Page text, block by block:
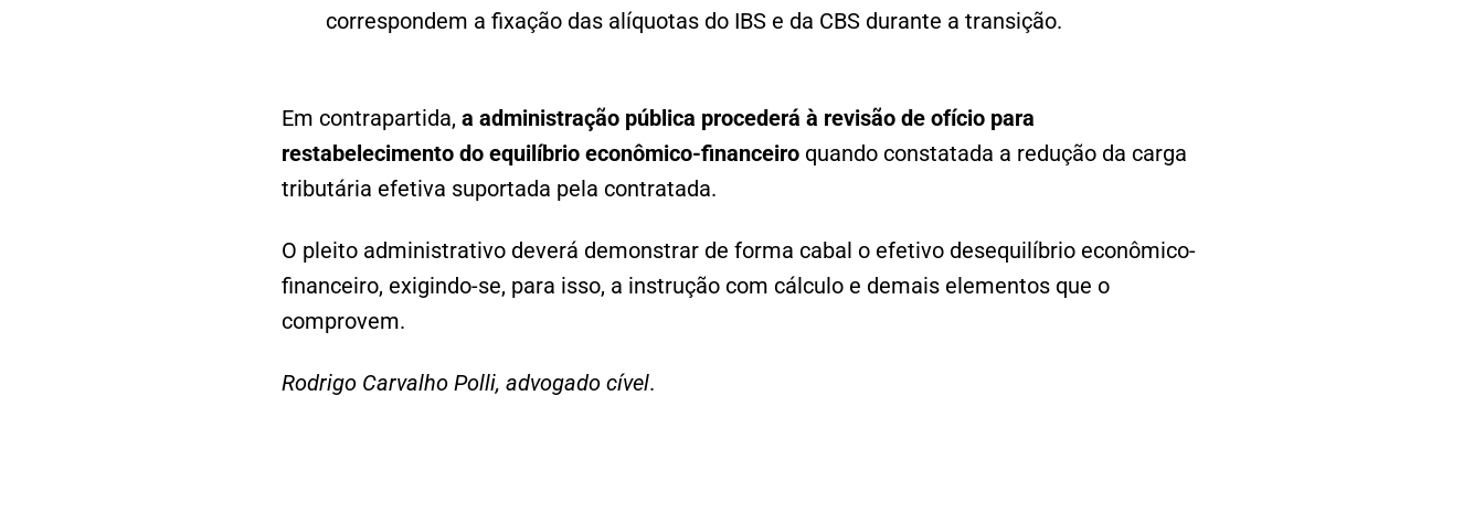
correspondem a fixação das alíquotas do IBS e da CBS durante a transição.
Em contrapartida, a administração pública procederá à revisão de ofício para
restabelecimento do equilíbrio econômico-financeiroquando constatada a redução da carga
tributária efetiva suportada pela contratada.
O pleito administrativo deverá demonstrar de forma cabal o efetivo desequilíbrio econômico-
financeiro, exigindo-se, para isso, a instrução com cálculo e demais elementos que o
comprovem.
Rodrigo Carvalho Polli, advogado cível.